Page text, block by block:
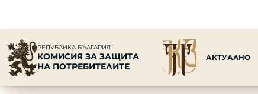
РЕПУБЛИКА БЪЛГАРИЯ
КОМИСИЯ ЗА ЗАЩИТА
НА ПОТРЕБИТЕЛИТЕ
АКТУАЛНО